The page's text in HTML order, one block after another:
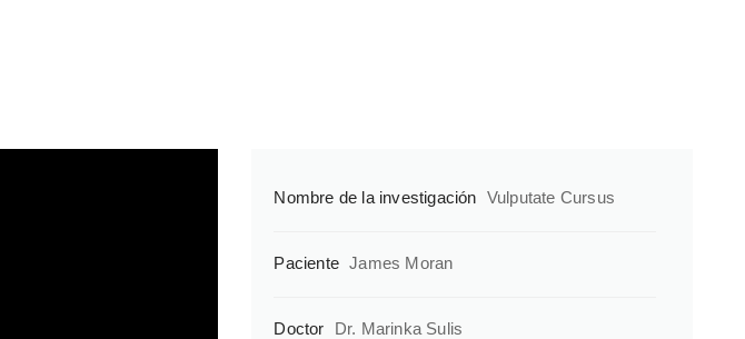
Nombre de la investigación Vulputate Cursus
Paciente James Moran
Doctor Dr. Marinka Sulis